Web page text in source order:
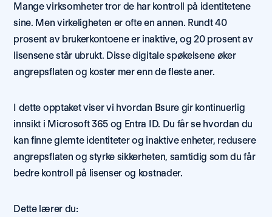
Mange virksomheter tror de har kontroll på identitetene
sine. Men virkeligheten er ofte en annen. Rundt 40
prosent av brukerkontoene er inaktive, og 20 prosent av
lisensene står ubrukt. Disse digitale spøkelsene øker
angrepsflaten og koster mer enn de fleste aner.
I dette opptaket viser vi hvordan Bsure gir kontinuerlig
innsikt i Microsoft 365 og Entra ID. Du får se hvordan du
kan finne glemte identiteter og inaktive enheter, redusere
angrepsflaten og styrke sikkerheten, samtidig som du får
bedre kontroll på lisenser og kostnader.
Dette lærer du: